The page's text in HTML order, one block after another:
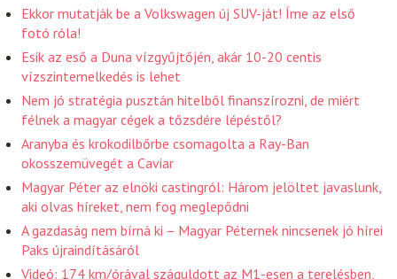
Ekkor mutatják be a Volkswagen új SUV-ját! Íme az első
fotó róla!
Esik az eső a Duna vízgyűjtőjén, akár 10-20 centis
vízszintemelkedés is lehet
Nem jó stratégia pusztán hitelből finanszírozni, de miért
félnek a magyar cégek a tőzsdére lépéstől?
Aranyba és krokodilbőrbe csomagolta a Ray-Ban
okosszemüvegét a Caviar
Magyar Péter az elnöki castingról: Három jelöltet javaslunk,
aki olvas híreket, nem fog meglepődni
A gazdaság nem bírná ki – Magyar Péternek nincsenek jó hírei
Paks újraindításáról
Videó: 174 km/órával száguldott az M1-esen a terelésben,